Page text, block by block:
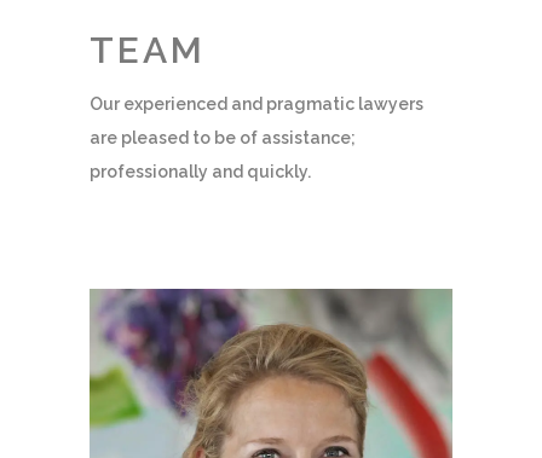
TEAM
Our experienced and pragmatic lawyers
are pleased to be of assistance;
professionally and quickly.